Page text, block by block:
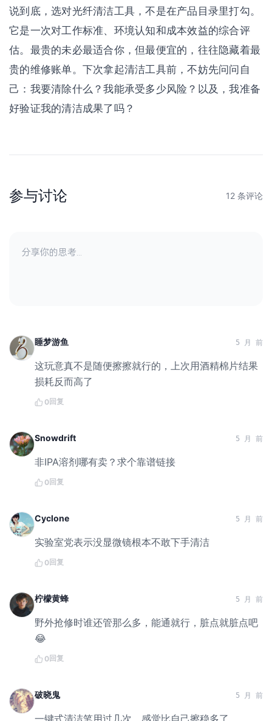
说到底，选对光纤清洁工具，不是在产品目录里打勾。
它是一次对工作标准、环境认知和成本效益的综合评
估。最贵的未必最适合你，但最便宜的，往往隐藏着最
贵的维修账单。下次拿起清洁工具前，不妨先问问自
己：我要清除什么？我能承受多少风险？以及，我准备
好验证我的清洁成果了吗？
参与讨论 12 条评论
睡梦游鱼 5 月 前
这玩意真不是随便擦擦就行的，上次用酒精棉片结果
损耗反而高了
0回复
Snowdrift 5 月 前
非IPA溶剂哪有卖？求个靠谱链接
0回复
Cyclone 5 月 前
实验室党表示没显微镜根本不敢下手清洁
0回复
柠檬黄蜂 5 月 前
野外抢修时谁还管那么多，能通就行，脏点就脏点吧
😂
0回复
破晓鬼 5 月 前